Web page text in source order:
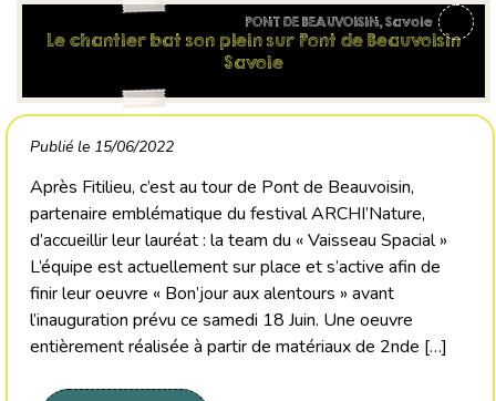
Le chantier bat son plein sur Pont de Beauvoisin
Savoie
PONT DE BEAUVOISIN, Savoie
Publié le 15/06/2022
Après Fitilieu, c’est au tour de Pont de Beauvoisin,
partenaire emblématique du festival ARCHI’Nature,
d’accueillir leur lauréat : la team du « Vaisseau Spacial »
L’équipe est actuellement sur place et s’active afin de
finir leur oeuvre « Bon’jour aux alentours » avant
l’inauguration prévu ce samedi 18 Juin. Une oeuvre
entièrement réalisée à partir de matériaux de 2nde […]